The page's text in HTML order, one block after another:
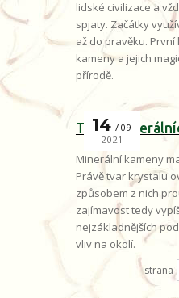
lidské civilizace a
spjaty. Začátky
až do pravěku.
kameny a jejich
přírodě.
Tvary
14
09
2021
Minerální kameny
Právě tvar krystalu
způsobem z nich
zajímavost tedy
nejzákladnějších
vliv na okolí.
strana